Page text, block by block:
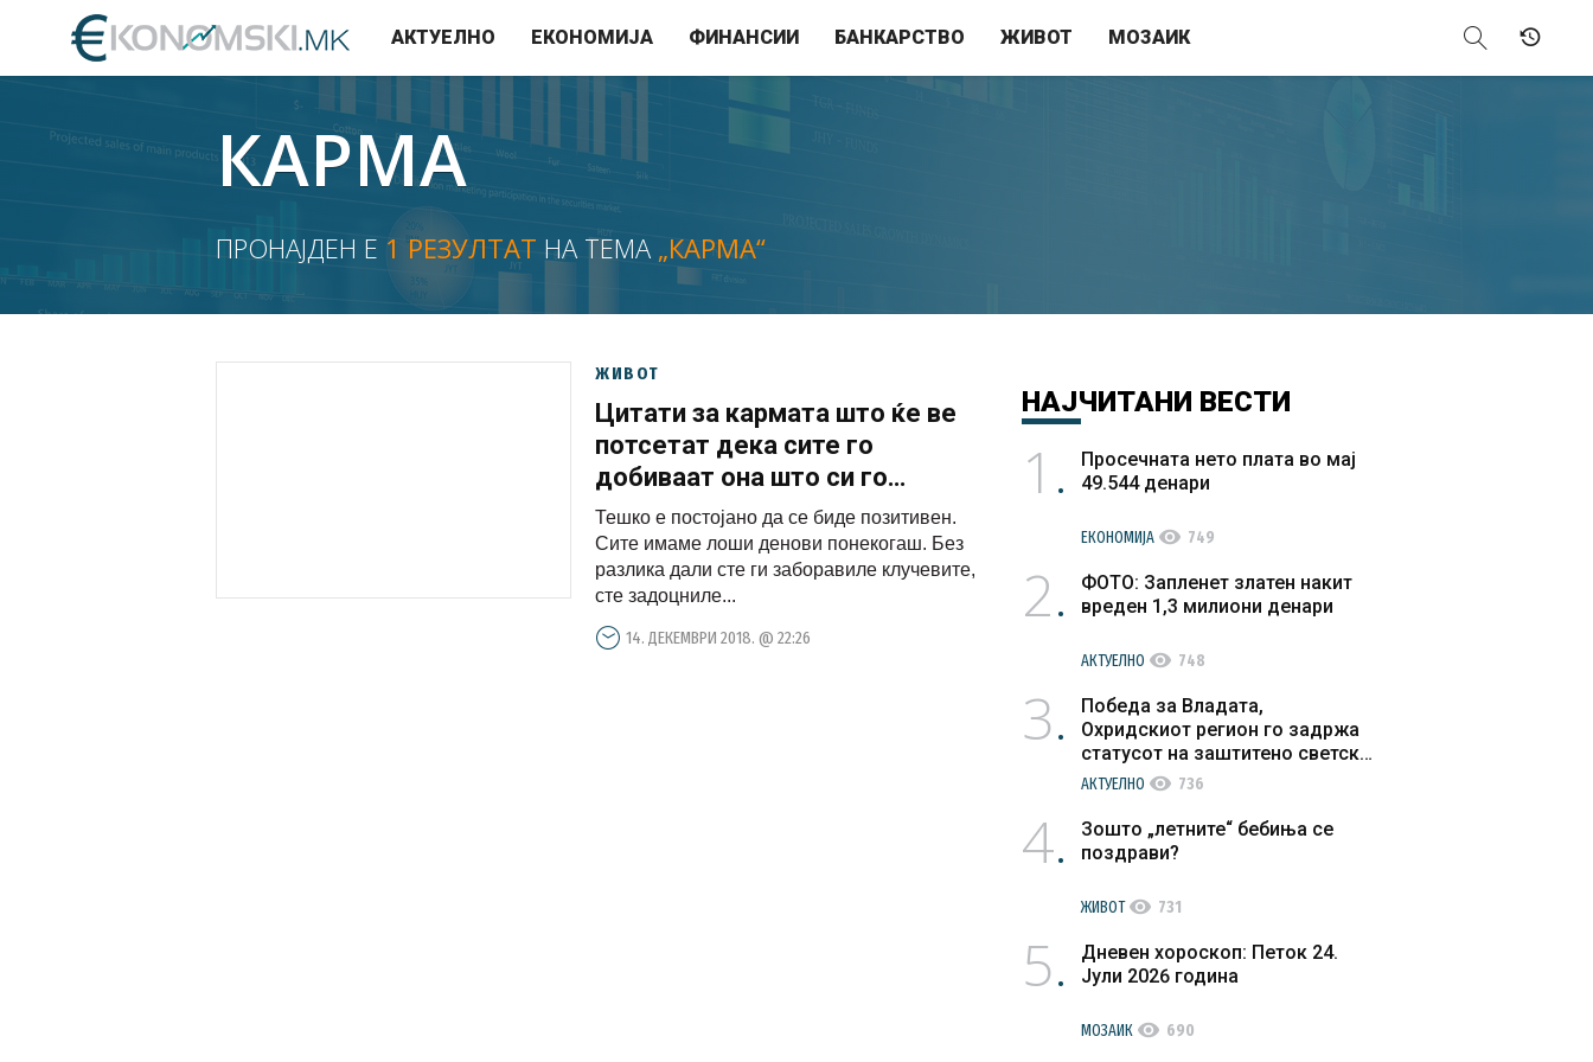
АКТУЕЛНО ЕКОНОМИЈА ФИНАНСИИ БАНКАРСТВО ЖИВОТ МОЗАИК
КАРМА
ПРОНАЈДЕН Е 1 РЕЗУЛТАТ НА ТЕМА „КАРМА“
ЖИВОТ
Цитати за кармата што ќе ве
потсетат дека сите го
добиваат она што си го
заслужиле
Тешко е постојано да се биде позитивен.
Сите имаме лоши денови понекогаш. Без
разлика дали сте ги заборавиле клучевите,
сте задоцниле...
14. ДЕКЕМВРИ 2018. @ 22:26
НАЈЧИТАНИ ВЕСТИ
1
Просечната нето плата во мај
49.544 денари
ЕКОНОМИЈА visibility 749
2
ФОТО: Запленет златен накит
вреден 1,3 милиони денари
АКТУЕЛНО visibility 748
3
Победа за Владата,
Охридскиот регион го задржа
статусот на заштитено светско
културно наследство
АКТУЕЛНО visibility 736
4
Зошто „летните“ бебиња се
поздрави?
ЖИВОТvisibility 731
5
Дневен хороскоп: Петок 24.
Јули 2026 година
МОЗАИК visibility 690